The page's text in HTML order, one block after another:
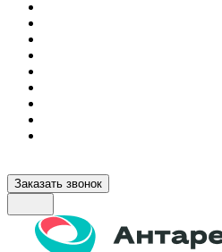
Заказать звонок